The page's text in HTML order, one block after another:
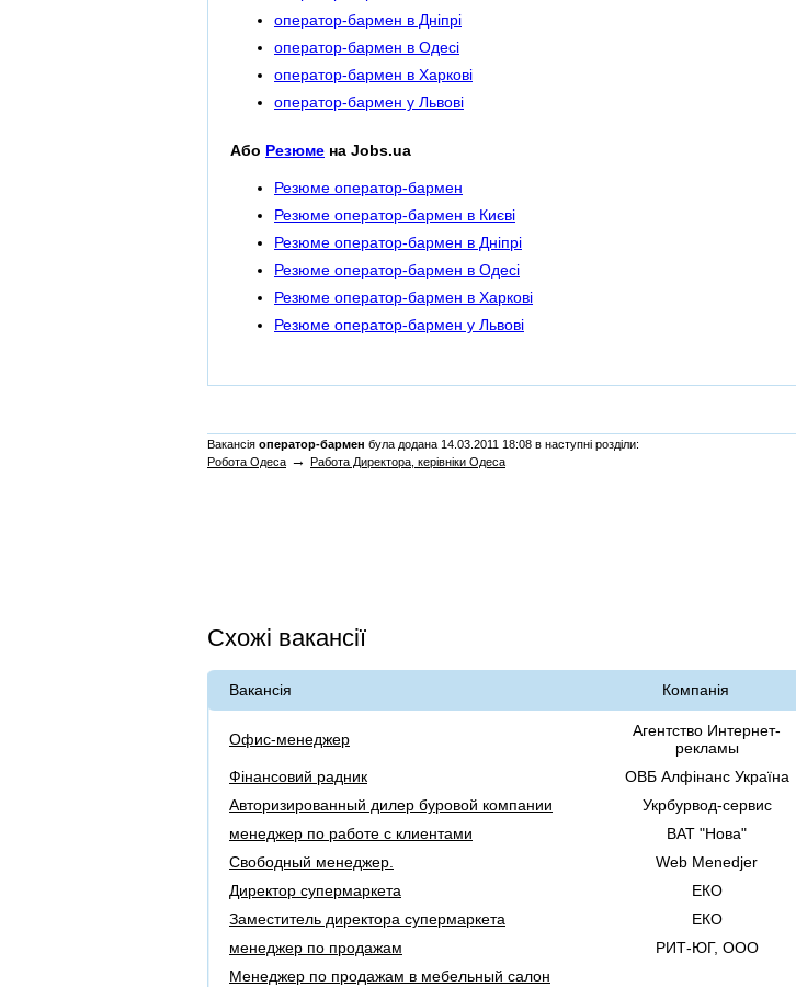
оператор-бармен в Дніпрі
оператор-бармен в Одесі
оператор-бармен в Харкові
оператор-бармен у Львові
Або Резюме на Jobs.ua
Резюме оператор-бармен
Резюме оператор-бармен в Києві
Резюме оператор-бармен в Дніпрі
Резюме оператор-бармен в Одесі
Резюме оператор-бармен в Харкові
Резюме оператор-бармен у Львові
Вакансія оператор-бармен була додана 14.03.2011 18:08 в наступні розділи:
Робота Одеса → Работа Директора, керівніки Одеса
Схожі вакансії
Вакансія Компанія
Офис-менеджер
Агентство Интернет-
рекламы
Фінансовий радник ОВБ Алфінанс Україна
Авторизированный дилер буровой компании
Укрбурвод-сервис
менеджер по работе с клиентами
ВАТ "Нова"
Свободный менеджер.
Web Menedjer
Директор супермаркета
ЕКО
Заместитель директора супермаркета
ЕКО
менеджер по продажам
РИТ-ЮГ, ООО
Менеджер по продажам в мебельный салон